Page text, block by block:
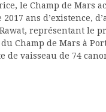
le Champ de Mars
ans d’existence,
représentant le
Champ de Mars à
de vaisseau de 74